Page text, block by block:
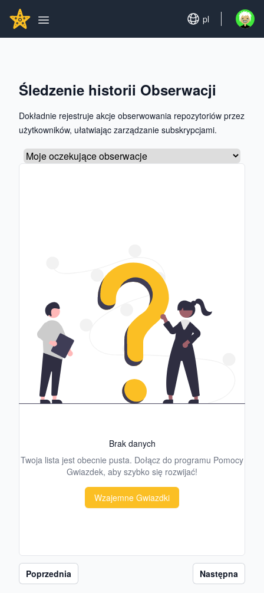
GITHUBSTAR
Open main menu
Set language
pl Open
Śledzenie historii Obserwacji
Dokładnie rejestruje akcje obserwowania repozytoriów przez
użytkowników, ułatwiając zarządzanie subskrypcjami.
Wybierz zakładkę
Brak danych
Twoja lista jest obecnie pusta. Dołącz do programu Pomocy
Gwiazdek, aby szybko się rozwijać!
Wzajemne Gwiazdki
Poprzednia Następna